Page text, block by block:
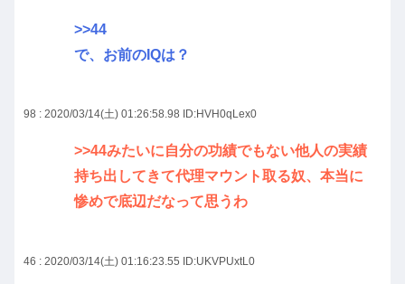
>>44
で、お前のIQは？
98 : 2020/03/14(土) 01:26:58.98 ID:HVH0qLex0
>>44みたいに自分の功績でもない他人の実績
持ち出してきて代理マウント取る奴、本当に
惨めで底辺だなって思うわ
46 : 2020/03/14(土) 01:16:23.55 ID:UKVPUxtL0